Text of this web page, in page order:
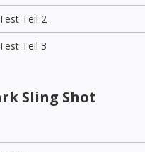
Teil 2
Teil 3
Sling Shot